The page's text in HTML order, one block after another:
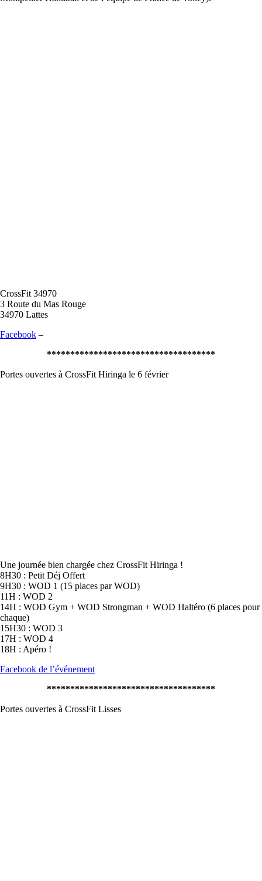
CrossFit 34970
3 Route du Mas Rouge
34970 Lattes
Facebook –
************************************
Portes ouvertes à CrossFit Hiringa le 6 février
Une journée bien chargée chez CrossFit Hiringa !
8H30 : Petit Déj Offert
9H30 : WOD 1 (15 places par WOD)
11H : WOD 2
14H : WOD Gym + WOD Strongman + WOD Haltéro (6 places pour
chaque)
15H30 : WOD 3
17H : WOD 4
18H : Apéro !
Facebook de l’événement
************************************
Portes ouvertes à CrossFit Lisses